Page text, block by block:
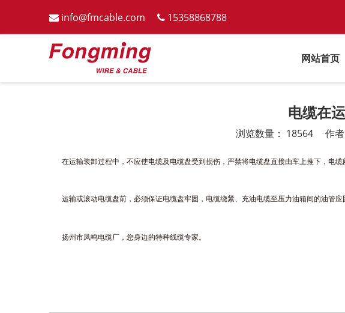
 info@fmcable.com  15358868788
网站首页
电缆在
浏览数量： 18564作者
在运输装卸过程中，不应使电缆及电缆盘受到损伤，严禁将电缆盘直接由车上推下，电缆
运输或滚动电缆盘前，必须保证电缆盘牢固，电缆绕紧、充油电缆至压力油箱间的油管应
扬州市凤鸣电缆厂，您身边的特种线缆专家 。